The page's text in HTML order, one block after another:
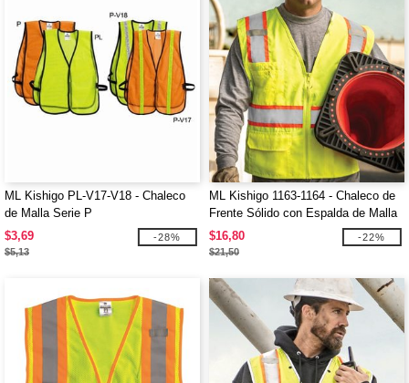
ML Kishigo PL-V17-V18 - Chaleco
de Malla Serie P
$3,69
$5,13
-28%
ML Kishigo 1163-1164 - Chaleco de
Frente Sólido con Espalda de Malla
$16,80
$21,50
-22%